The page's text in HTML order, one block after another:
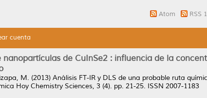
Atom RSS
cuenta
de CuInSe2 : influencia de la
M. (2013) Análisis FT-IR y DLS de una probable ruta
Hoy Chemistry Sciences, 3 (4). pp. 21-25. ISSN 2007-1183